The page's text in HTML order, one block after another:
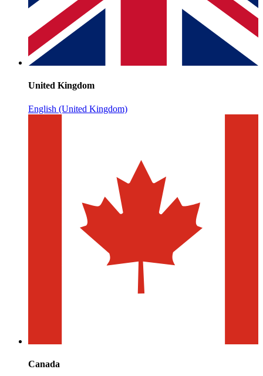
United Kingdom
English (United Kingdom)
Canada